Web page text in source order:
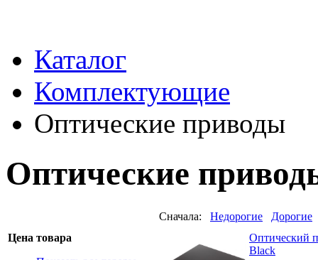
Каталог
Комплектующие
Оптические приводы
Оптические
Цена товара
Сначала: Недорогие
Дорогие
Оптический
Black